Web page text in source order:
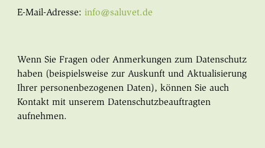
E-Mail-Adresse: info@saluvet.de
Wenn Sie Fragen oder Anmerkungen zum Datenschutz
haben (beispielsweise zur Auskunft und Aktualisierung
Ihrer personenbezogenen Daten), können Sie auch
Kontakt mit unserem Datenschutzbeauftragten
aufnehmen.